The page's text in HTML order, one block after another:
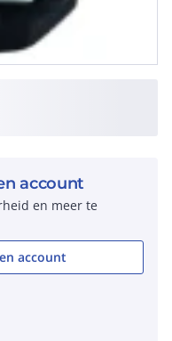
account
en meer te
account